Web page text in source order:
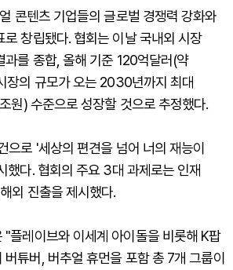
콘텐츠 기업들의 글로벌 경쟁력 강화와
창립됐다. 협회는 이날 국내외 시장
과를 종합, 올해 기준 120억달러(약
장의 규모가 오는 2030년까지 최대
) 수준으로 성장할 것으로 추정했다.
으로 '세상의 편견을 넘어 너의 재능이
했다. 협회의 주요 3대 과제로는 인재
외 진출을 제시했다.
"플레이브와 이세계 아이돌을 비롯해 K팝
버튜버, 버추얼 휴먼을 포함 총 7개 그룹이